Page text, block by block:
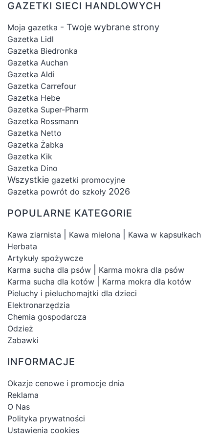
GAZETKI SIECI HANDLOWYCH
Moja gazetka - Twoje wybrane strony
Gazetka Lidl
Gazetka Biedronka
Gazetka Auchan
Gazetka Aldi
Gazetka Carrefour
Gazetka Hebe
Gazetka Super-Pharm
Gazetka Rossmann
Gazetka Netto
Gazetka Żabka
Gazetka Kik
Gazetka Dino
Wszystkie gazetki promocyjne
Gazetka powrót do szkoły 2026
POPULARNE KATEGORIE
Kawa ziarnista Kawa mielona
Kawa w kapsułkach
Herbata
Artykuły spożywcze
Karma sucha dla psów
Karma mokra dla psów
Karma sucha dla kotów
Karma mokra dla kotów
Pieluchy i pieluchomajtki dla dzieci
Elektronarzędzia
Chemia gospodarcza
Odzież
Zabawki
INFORMACJE
Okazje cenowe i promocje dnia
Reklama
O Nas
Polityka prywatności
Ustawienia cookies